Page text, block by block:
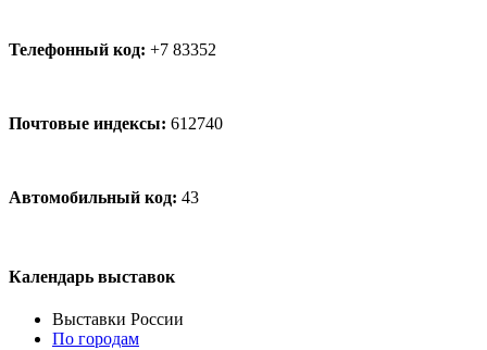
Телефонный код: +7 83352
Почтовые индексы: 612740
Автомобильный код: 43
Календарь выставок
Выставки России
По городам